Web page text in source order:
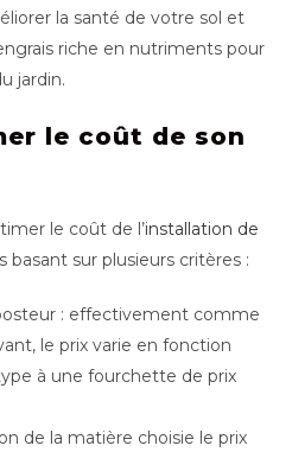
la santé de votre sol et
riche en nutriments pour
jardin.
le coût de son
le coût de l’installation de
basant sur plusieurs critères :
: effectivement comme
le prix varie en fonction
à une fourchette de prix
de la matière choisie le prix